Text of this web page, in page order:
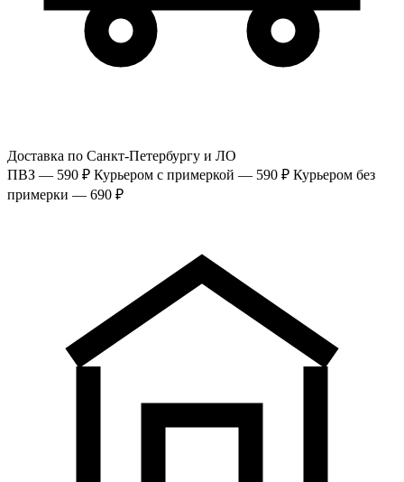
Доставка по Санкт-Петербургу и ЛО
ПВЗ — 590 ₽ Курьером с примеркой — 590 ₽ Курьером без
примерки — 690 ₽